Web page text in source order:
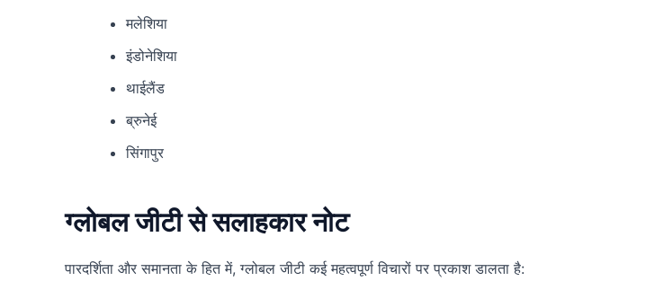
मलेशिया
इंडोनेशिया
थाईलैंड
ब्रुनेई
सिंगापुर
ग्लोबल जीटी से सलाहकार नोट
पारदर्शिता और समानता के हित में, ग्लोबल जीटी कई महत्वपूर्ण विचारों पर प्रकाश डालता है: